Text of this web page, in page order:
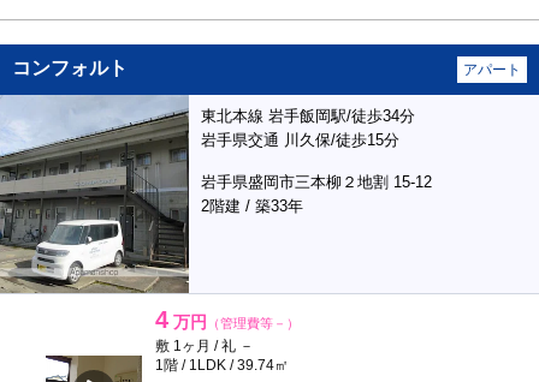
コンフォルト アパート
東北本線 岩手飯岡駅/徒歩34分
岩手県交通 川久保/徒歩15分
岩手県盛岡市三本柳２地割 15-12
2階建 / 築33年
4 万円 （管理費等－）
敷 1ヶ月 / 礼 －
1階 / 1LDK / 39.74㎡